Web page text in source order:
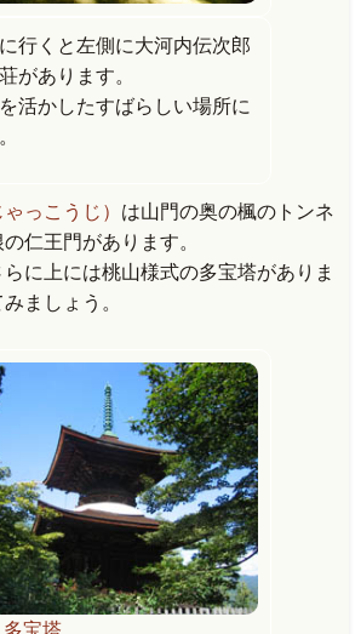
行くと左側に大河内伝次郎
があります。
活かしたすばらしい場所に
っこうじ） は山門の奥の楓のトンネ
仁王門があります。
に上には桃山様式の多宝塔がありま
ましょう。